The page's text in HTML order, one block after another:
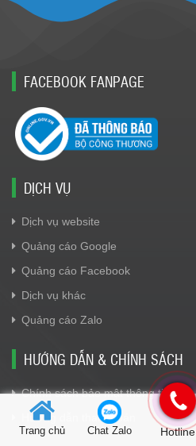
FACEBOOK FANPAGE
DỊCH VỤ
Dịch vụ website
Quảng cáo Google
Quảng cáo Facebook
Dịch vụ khác
Quảng cáo Zalo
HƯỚNG DẪN & CHÍNH SÁCH
Chính sách bảo mật thông tin
Hướng dẫn thanh toán
Trang chủ Chat Zalo Hotline